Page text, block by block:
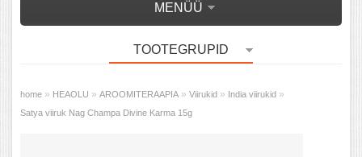
MENÜÜ
TOOTEGRUPID
home » HEAOLU » AROOMITERAAPIA » Viirukid » India viirukid »
Satya viiruk Nag Champa Divine Karma 15g